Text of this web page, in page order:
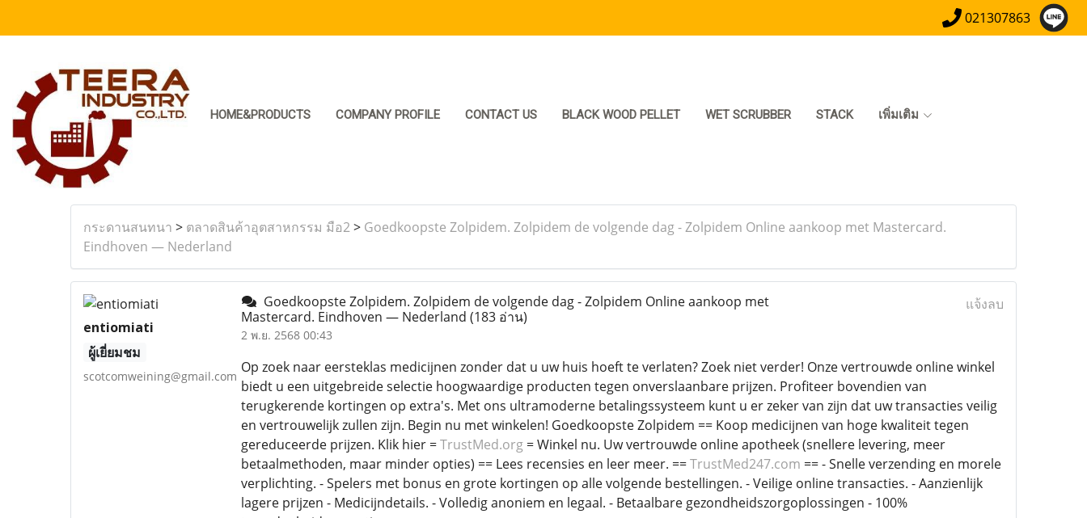
021307863
HOME&PRODUCTS COMPANY PROFILE CONTACT US BLACK WOOD PELLET WET SCRUBBER STACK เพิ่มเติม
กระดานสนทนา > ตลาดสินค้าอุตสาหกรรม มือ2> Goedkoopste Zolpidem. Zolpidem de volgende dag - Zolpidem Online aankoop met Mastercard.
Eindhoven — Nederland
entiomiati
ผู้เยี่ยมชม
scotcomweining@gmail.com
Goedkoopste Zolpidem. Zolpidem de volgende dag - Zolpidem Online aankoop met
Mastercard. Eindhoven — Nederland (183 อ่าน)
2 พ.ย. 2568 00:43
แจ้งลบ
Op zoek naar eersteklas medicijnen zonder dat u uw huis hoeft te verlaten? Zoek niet verder! Onze vertrouwde online winkel
biedt u een uitgebreide selectie hoogwaardige producten tegen onverslaanbare prijzen. Profiteer bovendien van
terugkerende kortingen op extra's. Met ons ultramoderne betalingssysteem kunt u er zeker van zijn dat uw transacties veilig
en vertrouwelijk zullen zijn. Begin nu met winkelen! Goedkoopste Zolpidem == Koop medicijnen van hoge kwaliteit tegen
gereduceerde prijzen. Klik hier =TrustMed.org= Winkel nu. Uw vertrouwde online apotheek (snellere levering, meer
betaalmethoden, maar minder opties) == Lees recensies en leer meer. ==TrustMed247.com == - Snelle verzending en morele
verplichting. - Spelers met bonus en grote kortingen op alle volgende bestellingen. - Veilige online transacties. - Aanzienlijk
lagere prijzen - Medicijndetails. - Volledig anoniem en legaal. - Betaalbare gezondheidszorgoplossingen - 100%